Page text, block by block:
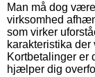
Man må dog
virksomhed
som virker
karakteristika
Kortbetalinger er
hjælper dig